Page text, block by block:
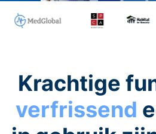
Krachtige
verfrissend